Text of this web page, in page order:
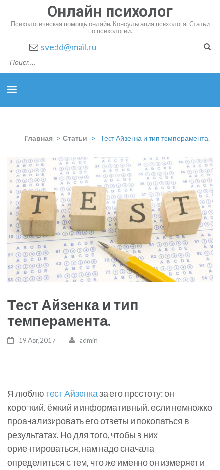
Онлайн психолог
Психологическая помощь онлайн. Консультация психолога. Статьи
по психологии.
svedd@mail.ru
Главная > Статьи > Тест Айзенка и тип темперамента.
Тест Айзенка и тип
темперамента.
19 Авг,2017 admin
Я люблютест Айзенказа его простоту: он
короткий, ёмкий и информативный, если немножко
проанализировать его ответы и покопаться в
результатах. Но для того, чтобы в них
ориентироваться, нам надо сначала
определиться с тем, что же именно он измеряет и